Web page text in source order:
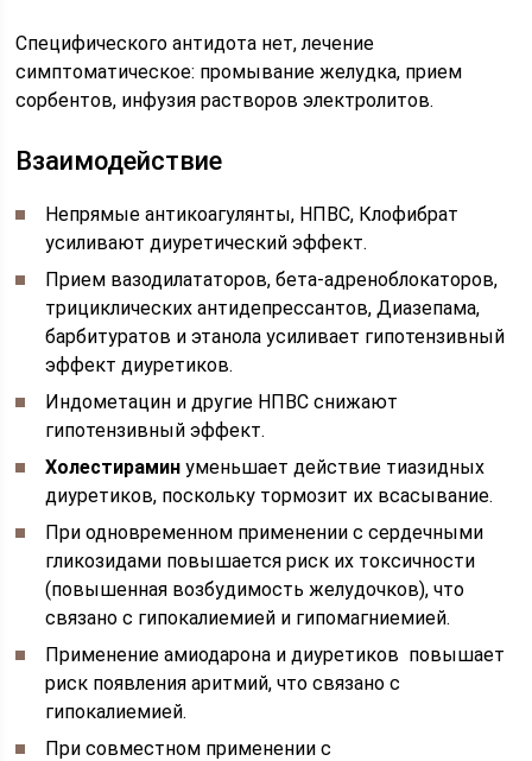
Специфического антидота нет, лечение
симптоматическое: промывание желудка, прием
сорбентов, инфузия растворов электролитов.
Взаимодействие
Непрямые антикоагулянты, НПВС, Клофибрат
усиливают диуретический эффект.
Прием вазодилататоров, бета-адреноблокаторов,
трициклических антидепрессантов, Диазепама,
барбитуратов и этанола усиливает гипотензивный
эффект диуретиков.
Индометацин и другие НПВС снижают
гипотензивный эффект.
Холестирамин уменьшает действие тиазидных
диуретиков, поскольку тормозит их всасывание.
При одновременном применении с сердечными
гликозидами повышается риск их токсичности
(повышенная возбудимость желудочков), что
связано с гипокалиемией и гипомагниемией.
Применение амиодарона и диуретиков повышает
риск появления аритмий, что связано с
гипокалиемией.
При совместном применении с